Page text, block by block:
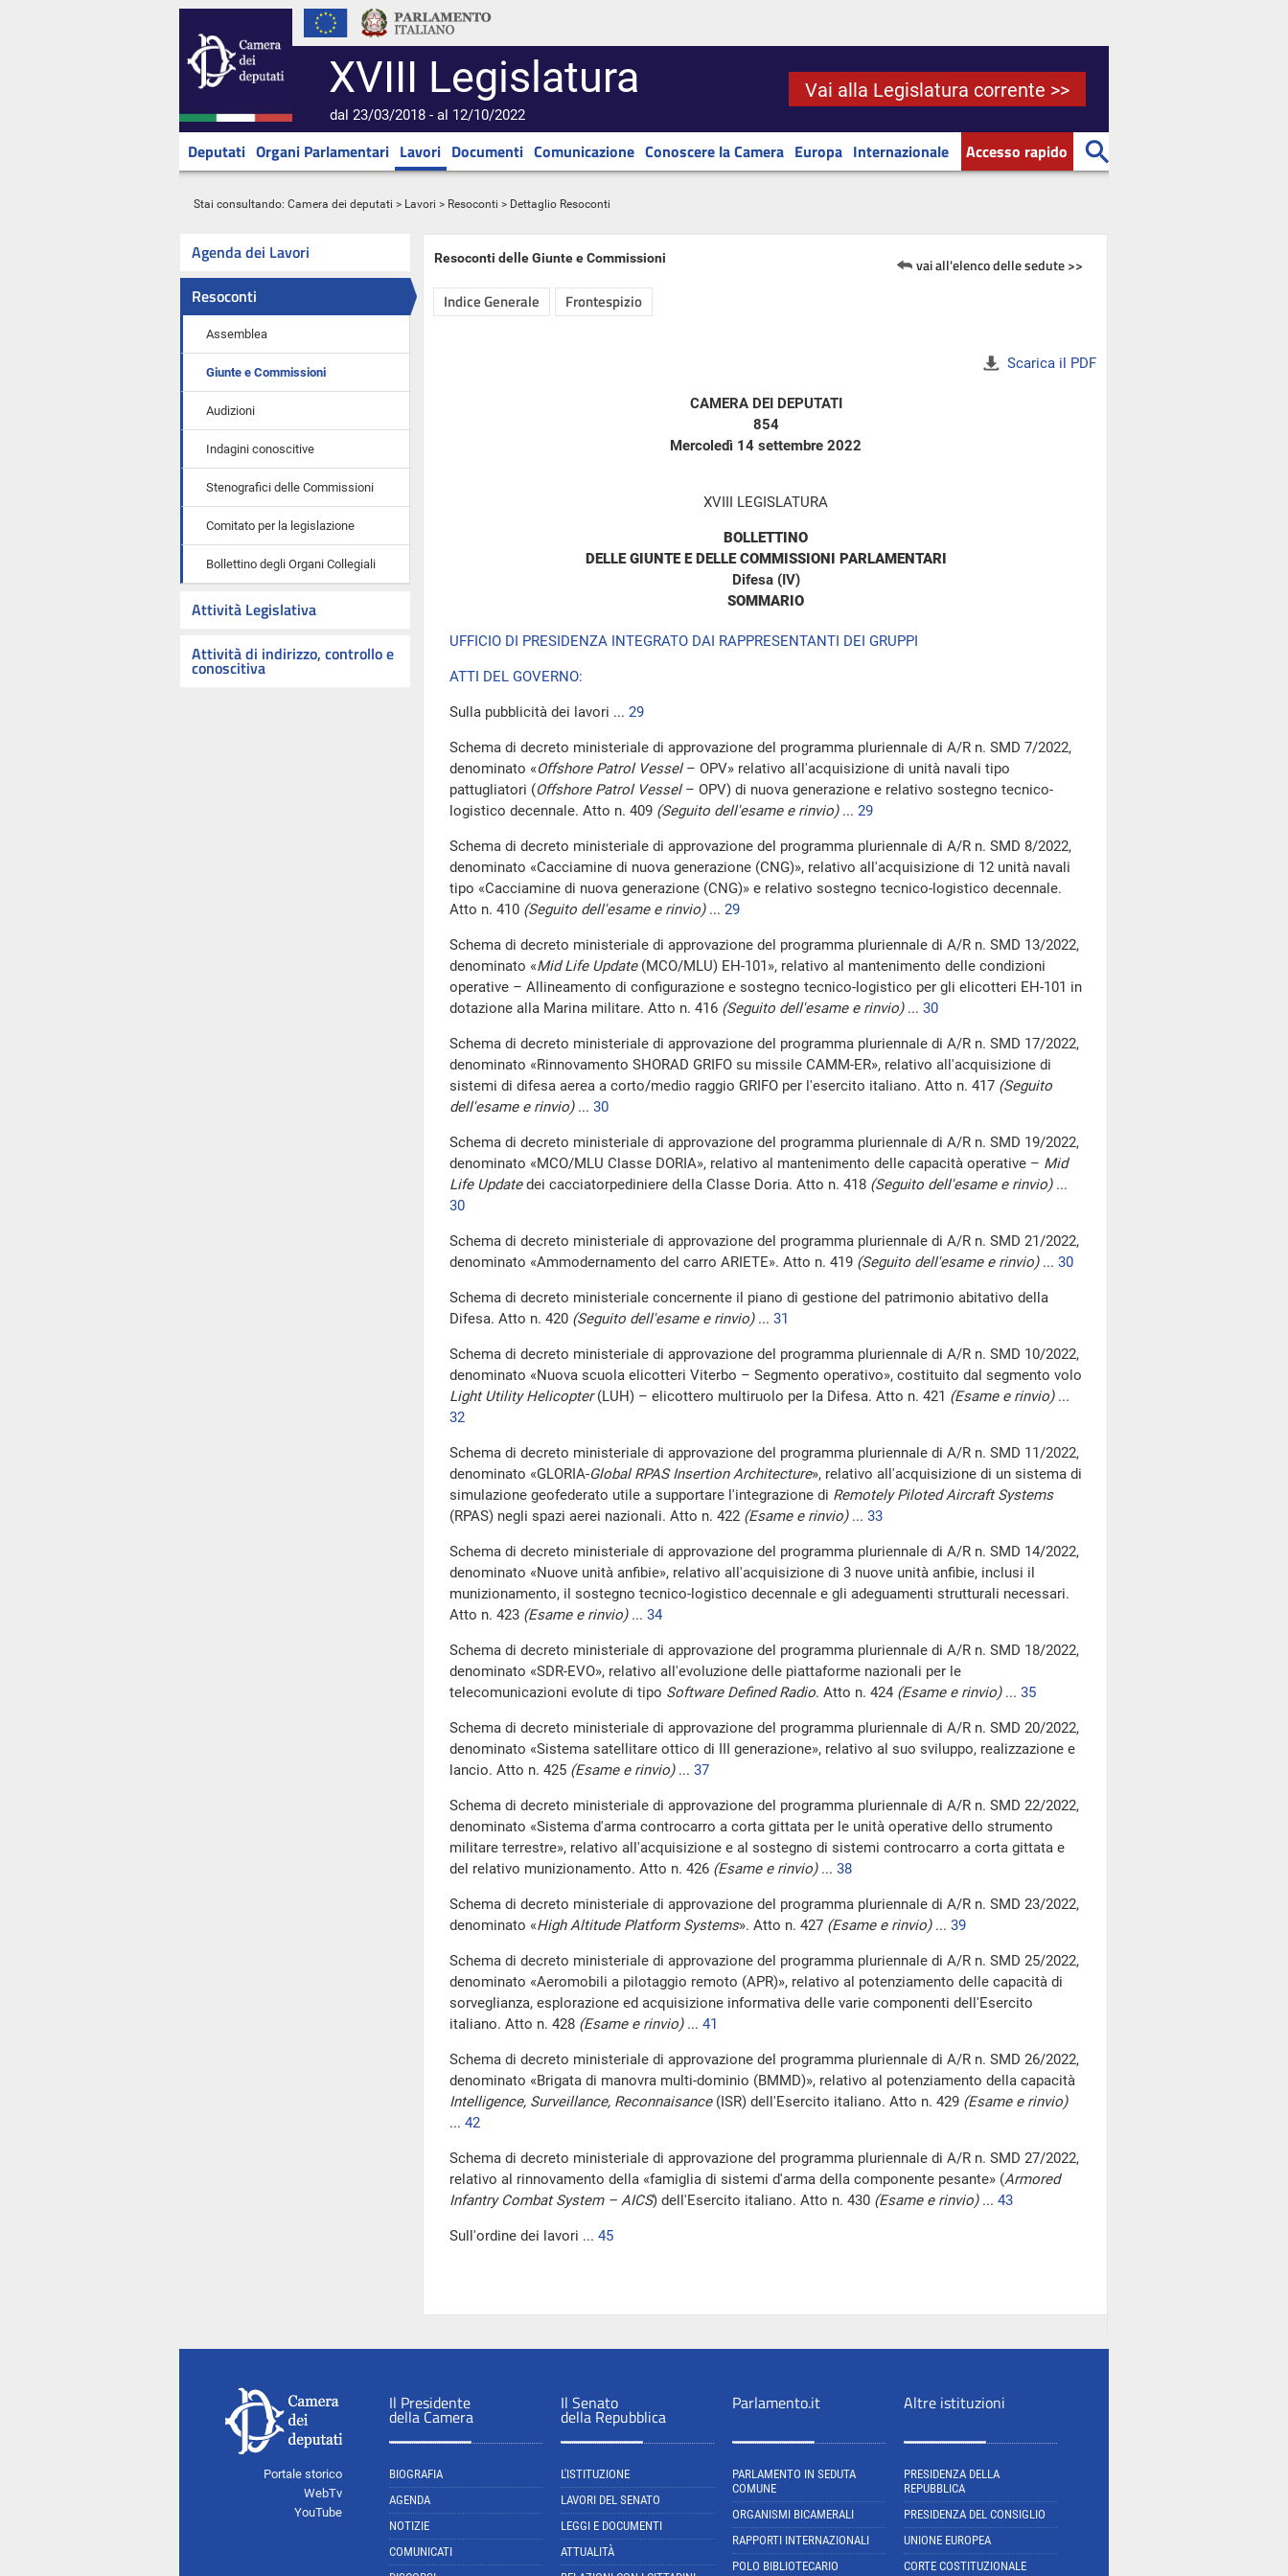
XVIII Legislatura
dal 23/03/2018 - al 12/10/2022
Vai alla Legislatura corrente >>
Deputati Organi Parlamentari Lavori Documenti Comunicazione Conoscere la Camera Europa Internazionale Accesso rapido
Stai consultando: Camera dei deputati > Lavori > Resoconti > Dettaglio Resoconti
Agenda dei Lavori
Resoconti
Assemblea
Giunte e Commissioni
Audizioni
Indagini conoscitive
Stenografici delle Commissioni
Comitato per la legislazione
Bollettino degli Organi Collegiali
Attività Legislativa
Attività di indirizzo, controllo e
conoscitiva
Resoconti delle Giunte e Commissioni vai all'elenco delle sedute >>
Indice Generale Frontespizio
Scarica il PDF
CAMERA DEI DEPUTATI
854
Mercoledì 14 settembre 2022
XVIII LEGISLATURA
BOLLETTINO
DELLE GIUNTE E DELLE COMMISSIONI PARLAMENTARI
Difesa (IV)
SOMMARIO
UFFICIO DI PRESIDENZA INTEGRATO DAI RAPPRESENTANTI DEI GRUPPI
ATTI DEL GOVERNO:
Sulla pubblicità dei lavori ... 29
Schema di decreto ministeriale di approvazione del programma pluriennale di A/R n. SMD 7/2022,
denominato «Offshore Patrol Vessel– OPV» relativo all'acquisizione di unità navali tipo
pattugliatori (Offshore Patrol Vessel– OPV) di nuova generazione e relativo sostegno tecnico-
logistico decennale. Atto n. 409 (Seguito dell'esame e rinvio)... 29
Schema di decreto ministeriale di approvazione del programma pluriennale di A/R n. SMD 8/2022,
denominato «Cacciamine di nuova generazione (CNG)», relativo all'acquisizione di 12 unità navali
tipo «Cacciamine di nuova generazione (CNG)» e relativo sostegno tecnico-logistico decennale.
Atto n. 410 (Seguito dell'esame e rinvio)... 29
Schema di decreto ministeriale di approvazione del programma pluriennale di A/R n. SMD 13/2022,
denominato «Mid Life Update(MCO/MLU) EH-101», relativo al mantenimento delle condizioni
operative – Allineamento di configurazione e sostegno tecnico-logistico per gli elicotteri EH-101 in
dotazione alla Marina militare. Atto n. 416 (Seguito dell'esame e rinvio)... 30
Schema di decreto ministeriale di approvazione del programma pluriennale di A/R n. SMD 17/2022,
denominato «Rinnovamento SHORAD GRIFO su missile CAMM-ER», relativo all'acquisizione di
sistemi di difesa aerea a corto/medio raggio GRIFO per l'esercito italiano. Atto n. 417 (Seguito
dell'esame e rinvio)... 30
Schema di decreto ministeriale di approvazione del programma pluriennale di A/R n. SMD 19/2022,
denominato «MCO/MLU Classe DORIA», relativo al mantenimento delle capacità operative – Mid
Life Updatedei cacciatorpediniere della Classe Doria. Atto n. 418 (Seguito dell'esame e rinvio)...
30
Schema di decreto ministeriale di approvazione del programma pluriennale di A/R n. SMD 21/2022,
denominato «Ammodernamento del carro ARIETE». Atto n. 419 (Seguito dell'esame e rinvio)... 30
Schema di decreto ministeriale concernente il piano di gestione del patrimonio abitativo della
Difesa. Atto n. 420 (Seguito dell'esame e rinvio)... 31
Schema di decreto ministeriale di approvazione del programma pluriennale di A/R n. SMD 10/2022,
denominato «Nuova scuola elicotteri Viterbo – Segmento operativo», costituito dal segmento volo
Light Utility Helicopter(LUH) – elicottero multiruolo per la Difesa. Atto n. 421 (Esame e rinvio)...
32
Schema di decreto ministeriale di approvazione del programma pluriennale di A/R n. SMD 11/2022,
denominato «GLORIA-Global RPAS Insertion Architecture», relativo all'acquisizione di un sistema di
simulazione geofederato utile a supportare l'integrazione di Remotely Piloted Aircraft Systems
(RPAS) negli spazi aerei nazionali. Atto n. 422 (Esame e rinvio)... 33
Schema di decreto ministeriale di approvazione del programma pluriennale di A/R n. SMD 14/2022,
denominato «Nuove unità anfibie», relativo all'acquisizione di 3 nuove unità anfibie, inclusi il
munizionamento, il sostegno tecnico-logistico decennale e gli adeguamenti strutturali necessari.
Atto n. 423 (Esame e rinvio)... 34
Schema di decreto ministeriale di approvazione del programma pluriennale di A/R n. SMD 18/2022,
denominato «SDR-EVO», relativo all'evoluzione delle piattaforme nazionali per le
telecomunicazioni evolute di tipo Software Defined Radio. Atto n. 424 (Esame e rinvio)... 35
Schema di decreto ministeriale di approvazione del programma pluriennale di A/R n. SMD 20/2022,
denominato «Sistema satellitare ottico di III generazione», relativo al suo sviluppo, realizzazione e
lancio. Atto n. 425 (Esame e rinvio)... 37
Schema di decreto ministeriale di approvazione del programma pluriennale di A/R n. SMD 22/2022,
denominato «Sistema d'arma controcarro a corta gittata per le unità operative dello strumento
militare terrestre», relativo all'acquisizione e al sostegno di sistemi controcarro a corta gittata e
del relativo munizionamento. Atto n. 426 (Esame e rinvio)... 38
Schema di decreto ministeriale di approvazione del programma pluriennale di A/R n. SMD 23/2022,
denominato «High Altitude Platform Systems». Atto n. 427 (Esame e rinvio)... 39
Schema di decreto ministeriale di approvazione del programma pluriennale di A/R n. SMD 25/2022,
denominato «Aeromobili a pilotaggio remoto (APR)», relativo al potenziamento delle capacità di
sorveglianza, esplorazione ed acquisizione informativa delle varie componenti dell'Esercito
italiano. Atto n. 428 (Esame e rinvio)... 41
Schema di decreto ministeriale di approvazione del programma pluriennale di A/R n. SMD 26/2022,
denominato «Brigata di manovra multi-dominio (BMMD)», relativo al potenziamento della capacità
Intelligence, Surveillance, Reconnaisance(ISR) dell'Esercito italiano. Atto n. 429 (Esame e rinvio)
... 42
Schema di decreto ministeriale di approvazione del programma pluriennale di A/R n. SMD 27/2022,
relativo al rinnovamento della «famiglia di sistemi d'arma della componente pesante» (Armored
Infantry Combat System – AICS) dell'Esercito italiano. Atto n. 430 (Esame e rinvio)... 43
Sull'ordine dei lavori ... 45
Portale storico
WebTv
YouTube
Il Presidente
della Camera
BIOGRAFIA
AGENDA
NOTIZIE
COMUNICATI
Il Senato
della Repubblica
L'ISTITUZIONE
LAVORI DEL SENATO
LEGGI E DOCUMENTI
ATTUALITÀ
Parlamento.it
PARLAMENTO IN SEDUTA
COMUNE
ORGANISMI BICAMERALI
RAPPORTI INTERNAZIONALI
POLO BIBLIOTECARIO
Altre istituzioni
PRESIDENZA DELLA
REPUBBLICA
PRESIDENZA DEL CONSIGLIO
UNIONE EUROPEA
CORTE COSTITUZIONALE